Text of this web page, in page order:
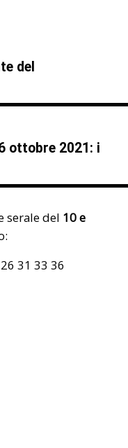
del
ottobre 2021: i
serale del 10 e
31 33 36